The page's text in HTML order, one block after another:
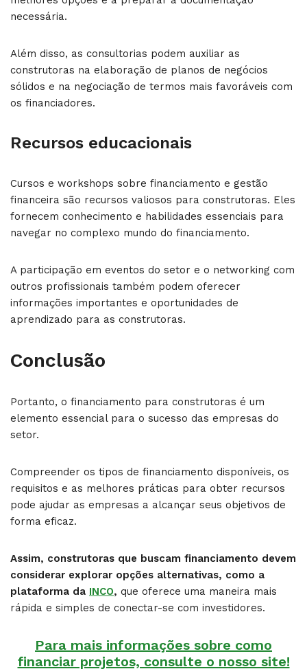
necessária.
Além disso, as consultorias podem auxiliar as
construtoras na elaboração de planos de negócios
sólidos e na negociação de termos mais favoráveis com
os financiadores.
Recursos educacionais
Cursos e workshops sobre financiamento e gestão
financeira são recursos valiosos para construtoras. Eles
fornecem conhecimento e habilidades essenciais para
navegar no complexo mundo do financiamento.
A participação em eventos do setor e o networking com
outros profissionais também podem oferecer
informações importantes e oportunidades de
aprendizado para as construtoras.
Conclusão
Portanto, o financiamento para construtoras é um
elemento essencial para o sucesso das empresas do
setor.
Compreender os tipos de financiamento disponíveis, os
requisitos e as melhores práticas para obter recursos
pode ajudar as empresas a alcançar seus objetivos de
forma eficaz.
Assim, construtoras que buscam financiamento devem
considerar explorar opções alternativas, como a
plataforma da INCO, que oferece uma maneira mais
rápida e simples de conectar-se com investidores.
Para mais informações sobre como
financiar projetos, consulte o nosso site!